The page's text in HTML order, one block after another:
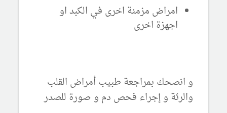
امراض مزمنة اخرى في الكبد او
اجهزة اخرى
و انصحك بمراجعة طبيب أمراض القلب
والرئة و إجراء فحص دم و صورة للصدر